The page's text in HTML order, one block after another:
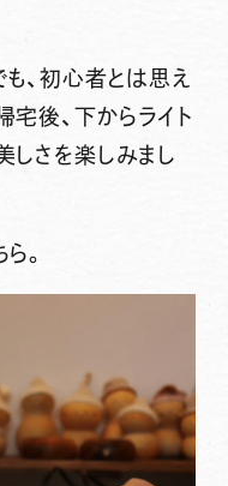
、初心者とは思え
後、下からライト
しさを楽しみまし
。